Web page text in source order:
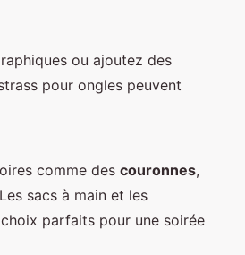
ou ajoutez des
pour ongles peuvent
comme des couronnes,
sacs à main et les
parfaits pour une soirée